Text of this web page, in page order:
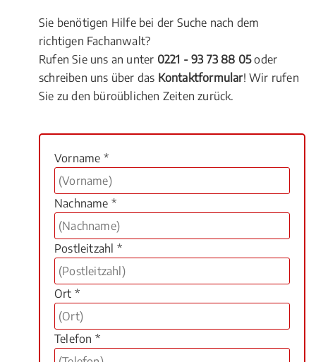
Sie benötigen Hilfe bei der Suche nach dem
richtigen Fachanwalt?
Rufen Sie uns an unter 0221 - 93 73 88 05oder
schreiben uns über das Kontaktformular! Wir rufen
Sie zu den büroüblichen Zeiten zurück.
Vorname *
Nachname *
Postleitzahl *
Ort *
Telefon *